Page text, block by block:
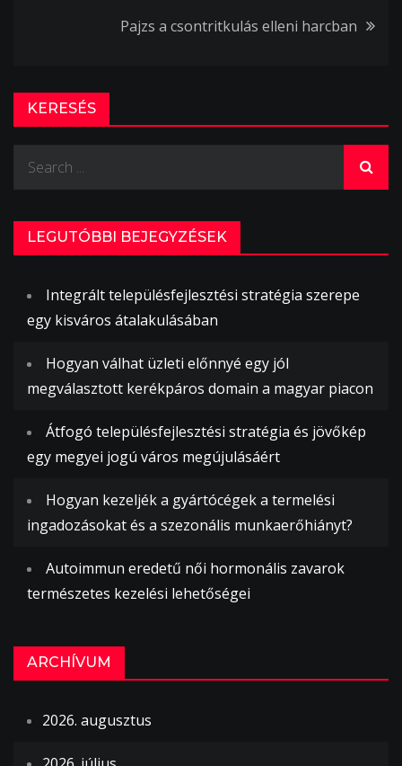
navigáció
Pajzs a csontritkulás elleni harcban
KERESÉS
LEGUTÓBBI BEJEGYZÉSEK
Integrált településfejlesztési stratégia szerepe
egy kisváros átalakulásában
Hogyan válhat üzleti előnnyé egy jól
megválasztott kerékpáros domain a magyar piacon
Átfogó településfejlesztési stratégia és jövőkép
egy megyei jogú város megújulásáért
Hogyan kezeljék a gyártócégek a termelési
ingadozásokat és a szezonális munkaerőhiányt?
Autoimmun eredetű női hormonális zavarok
természetes kezelési lehetőségei
ARCHÍVUM
2026. augusztus